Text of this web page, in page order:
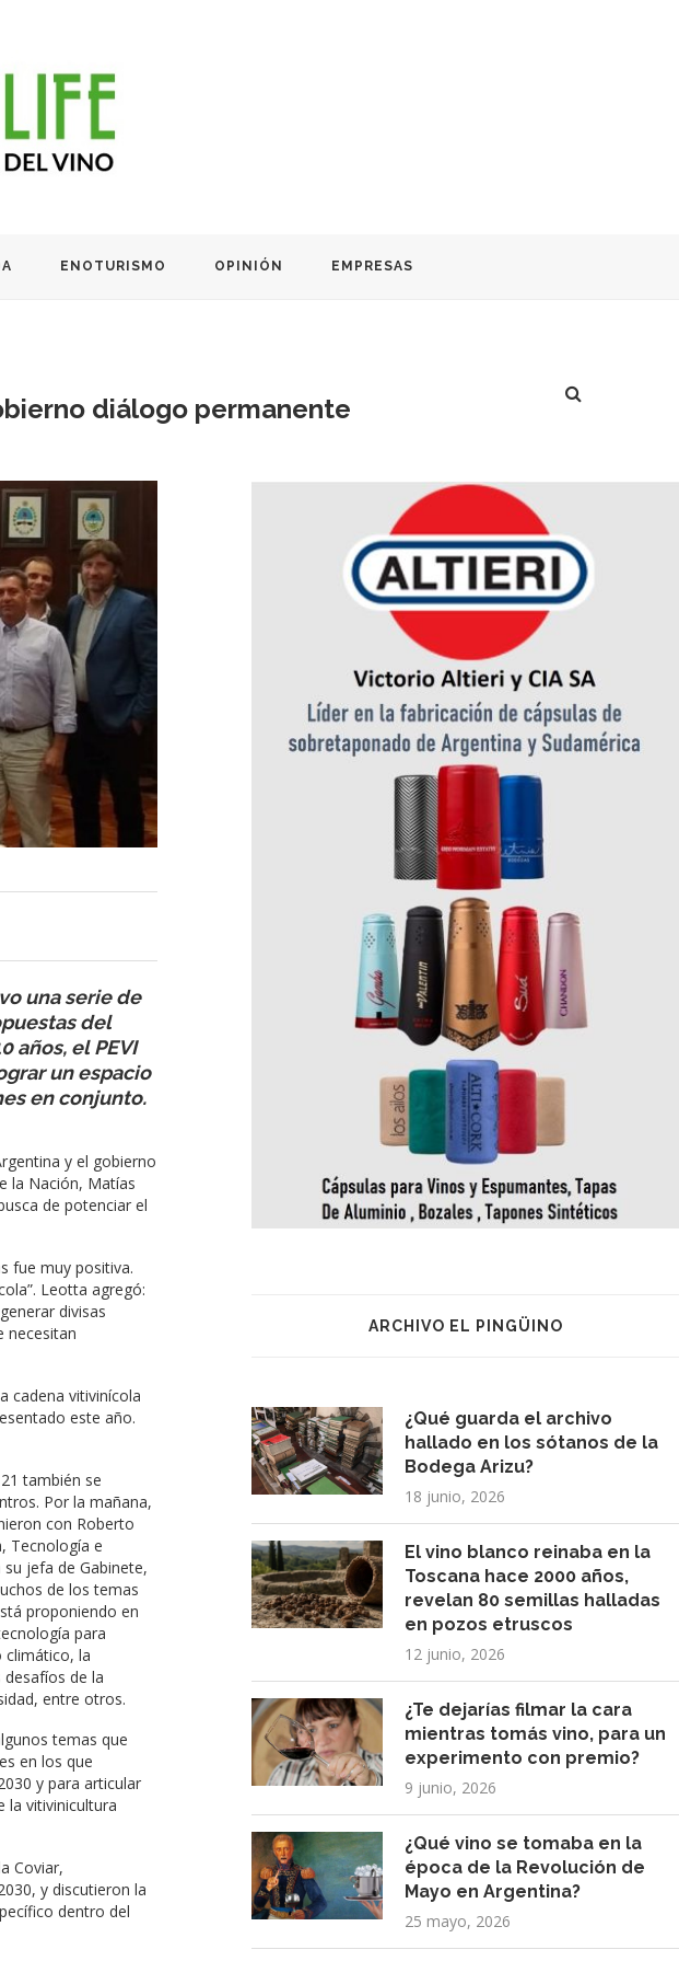
ENOTURISMO OPINIÓN EMPRESAS
diálogo permanente
una serie de
del
años, el PEVI
un espacio
en conjunto.
y el gobierno
la Nación, Matías
de potenciar el
fue muy positiva.
Leotta agregó:
divisas
necesitan
cadena vitivinícola
este año.
también se
Por la mañana,
con Roberto
Tecnología e
jefa de Gabinete,
de los temas
proponiendo en
para
climático, la
de la
entre otros.
temas que
en los que
y para articular
la vitivinicultura
Coviar,
y discutieron la
dentro del
ARCHIVO EL PINGÜINO
¿Qué guarda el archivo
hallado en los sótanos de la
Bodega Arizu?
18 junio, 2026
El vino blanco reinaba en la
Toscana hace 2000 años,
revelan 80 semillas halladas
en pozos etruscos
12 junio, 2026
¿Te dejarías filmar la cara
mientras tomás vino, para un
experimento con premio?
9 junio, 2026
¿Qué vino se tomaba en la
época de la Revolución de
Mayo en Argentina?
25 mayo, 2026